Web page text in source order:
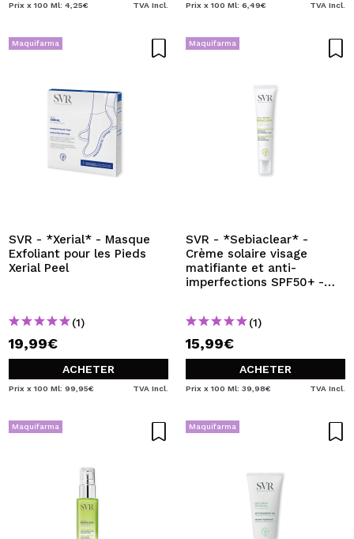
Prix x 100 Ml: 4,25€ TVA Incl. Prix x 100 Ml: 6,49€ TVA Incl.
Maquifarma
SVR - *Xerial* - Masque
Exfoliant pour les Pieds
Xerial Peel
(1)
19,99€
ACHETER
Prix x 100 Ml: 99,95€ TVA Incl.
Maquifarma
SVR - *Sebiaclear* -
Crème solaire visage
matifiante et anti-
imperfections SPF50+ -
acnéique
(1)
15,99€
ACHETER
Prix x 100 Ml: 39,98€ TVA Incl.
Maquifarma Maquifarma